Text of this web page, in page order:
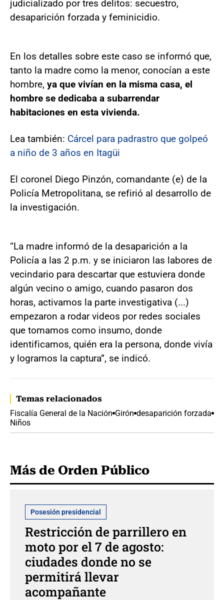
judicializado por tres delitos: secuestro,
desaparición forzada y feminicidio.
En los detalles sobre este caso se informó que,
tanto la madre como la menor, conocían a este
hombre, ya que vivían en la misma casa, el
hombre se dedicaba a subarrendar
habitaciones en esta vivienda.
Lea también: Cárcel para padrastro que golpeó
a niño de 3 años en Itagüi
El coronel Diego Pinzón, comandante (e) de la
Policía Metropolitana, se refirió al desarrollo de
la investigación.
“La madre informó de la desaparición a la
Policía a las 2 p.m. y se iniciaron las labores de
vecindario para descartar que estuviera donde
algún vecino o amigo, cuando pasaron dos
horas, activamos la parte investigativa (...)
empezaron a rodar videos por redes sociales
que tomamos como insumo, donde
identificamos, quién era la persona, donde vivía
y logramos la captura”, se indicó.
Temas relacionados
Fiscalía General de la Nación Girón desaparición forzada
Niños
Más de Orden Público
Posesión presidencial
Restricción de parrillero en
moto por el 7 de agosto:
ciudades donde no se
permitirá llevar
acompañante